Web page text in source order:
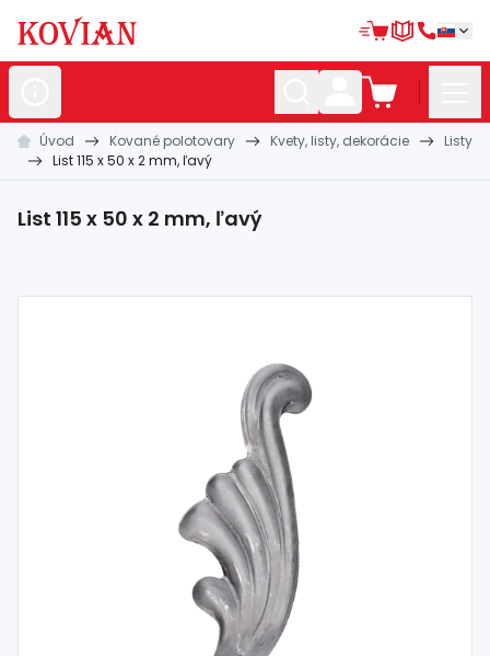
Nerezovépolotovary
Úvod Kované polotovary Kvety, listy, dekorácie
Listy
List 115 x 50 x 2 mm, ľavý
List 115 x 50 x 2 mm, ľavý